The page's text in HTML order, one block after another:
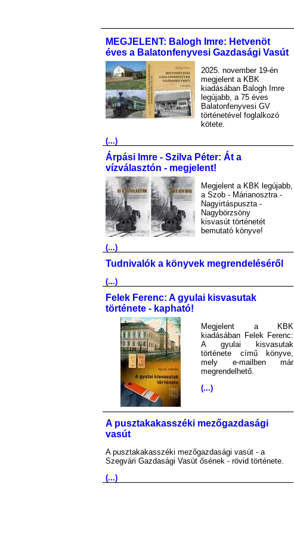
MEGJELENT: Balogh Imre: Hetvenöt
éves a Balatonfenyvesi Gazdasági Vasút
2025. november 19-én
megjelent a KBK
kiadásában Balogh Imre
legújabb, a 75 éves
Balatonfenyvesi GV
történetével foglalkozó
kötete.
(...)
Árpási Imre - Szilva Péter: Át a
vízválasztón - megjelent!
Megjelent a KBK legújabb,
a Szob - Márianosztra -
Nagyirtáspuszta -
Nagybörzsöny
kisvasút történetét
bemutató könyve!
(...)
Tudnivalók a könyvek megrendeléséről
(...)
Felek Ferenc: A gyulai kisvasutak
története - kapható!
Megjelent a KBK
kiadásában Felek Ferenc:
A gyulai kisvasutak
története című könyve,
mely e-mailben már
megrendelhető.
(...)
A pusztakakasszéki mezőgazdasági
vasút
A pusztakakasszéki mezőgazdasági vasút - a
Szegvári Gazdasági Vasút ősének - rövid története.
(...)